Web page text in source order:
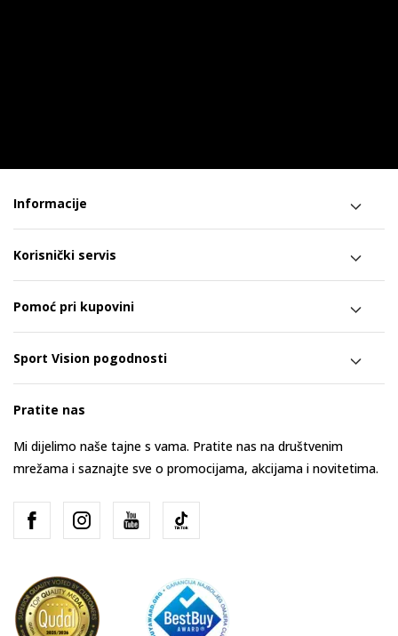
Informacije
Korisnički servis
Pomoć pri kupovini
Sport Vision pogodnosti
Pratite nas
Mi dijelimo naše tajne s vama. Pratite nas na društvenim
mrežama i saznajte sve o promocijama, akcijama i novitetima.